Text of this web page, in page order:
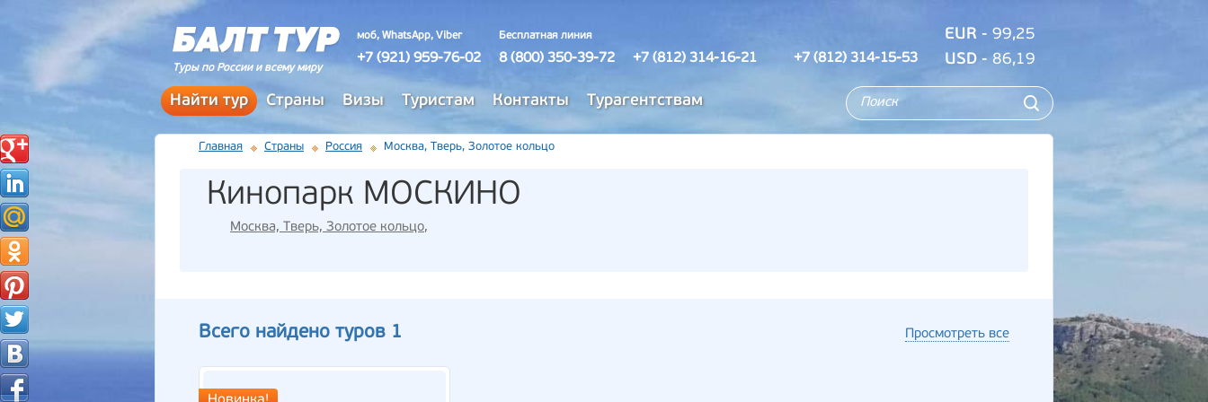
Туры по России и всему миру
моб, WhatsApp, Viber
+7 (921) 959-76-02
Бесплатная линия
8 (800) 350-39-72 +7 (812) 314-16-21 +7 (812) 314-15-53
EUR - 99,25
USD - 86,19
Найти тур Страны Визы Туристам Контакты Турагентствам
Главная Страны Россия Москва, Тверь, Золотое кольцо
Кинопарк МОСКИНО
Москва, Тверь, Золотое кольцо,
Всего найдено туров 1 Просмотреть все